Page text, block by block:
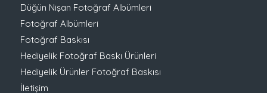
Düğün Nişan Fotoğraf Albümleri
Fotoğraf Albümleri
Fotoğraf Baskısı
Hediyelik Fotoğraf Baskı Ürünleri
Hediyelik Ürünler Fotoğraf Baskısı
İletişim